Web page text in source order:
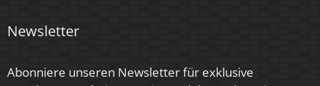
< 1,00 Sek.
Newsletter
Abonniere unseren Newsletter für exklusive